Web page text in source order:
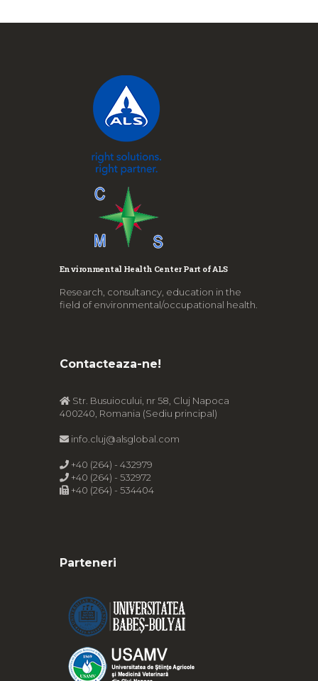
Environmental Health Center Part of ALS
Research, consultancy, education in the
field of environmental/occupational health.
Contacteaza-ne!
Str. Busuiocului, nr 58, Cluj Napoca
400240, Romania (Sediu principal)
info.cluj@alsglobal.com
+40 (264) - 432979
+40 (264) - 532972
+40 (264) - 534404
Parteneri